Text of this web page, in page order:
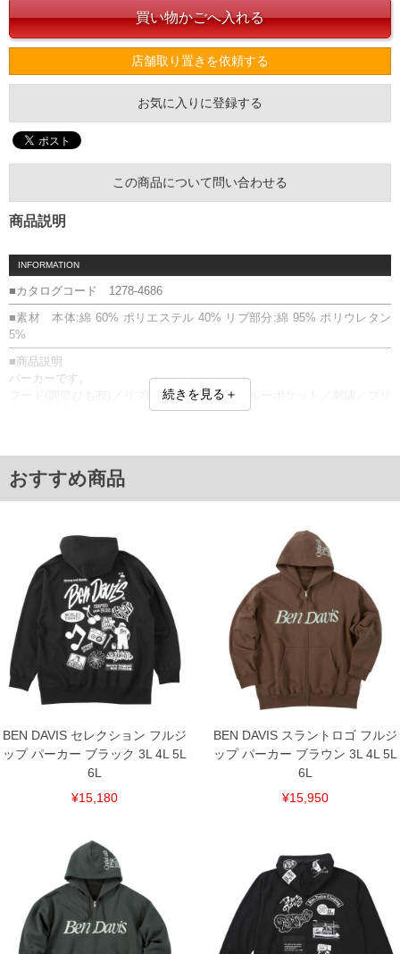
店舗取り置きを依頼する
お気に入りに登録する
この商品について問い合わせる
商品説明
INFORMATION
■カタログコード 1278-4686
■素材 本体:綿 60% ポリエステル 40% リブ部分:綿 95% ポリウレタン
5%
■商品説明
パーカーです。
フード(調節ひも有)／リブ(袖口・裾)／カンガルーポケット／刺繍／プリ
サイズ/バスト/総丈/裾周り/肩幅/袖丈
3L/136/78/110/60/61
4L/146/80/120/62/62
※【返品交換について】
返品交換希望の方は、商品到着後1週間以内にご連絡ください。
下着(肌着)やワイシャツは商品の性質上、返品交換不可とさせて頂いております。予め
ご了承くださいませ。
※【ボトムの裾上げをご希望の場合】
裾上げ料金は500円+税となります。
備考欄に股下●cmとご記入下さい。（裾上げ無料対象商品は1本につき税込6,000円以
上の品が対象。1本5,999円以下の商品は有料（500円+税）となります。）
出荷まで約1週間～20日間程お時間を頂く場合がございます。
尚、裾上げした商品は返品・交換不可となりますので、予めご了承下さい。
いている、極端なデザインが施されている等)
※商品によって若干のサイズの誤差がございます。また、お客様がご使用の環境（コ
ンピュータ画面）によって、商品の色味が若干異なる場合がございます。予めご了承
※当店での掲載商品は、実店鋪と在庫を共用しておりますので店頭での売り違い、店
連絡させて頂きますので予めご了承ください。
続きを見る＋
おすすめ商品
BEN DAVIS セレクション フルジ
ップ パーカー ブラック 3L 4L 5L
6L
¥15,180
BEN DAVIS スラントロゴ フルジ
ップ パーカー ブラウン 3L 4L 5L
6L
¥15,950